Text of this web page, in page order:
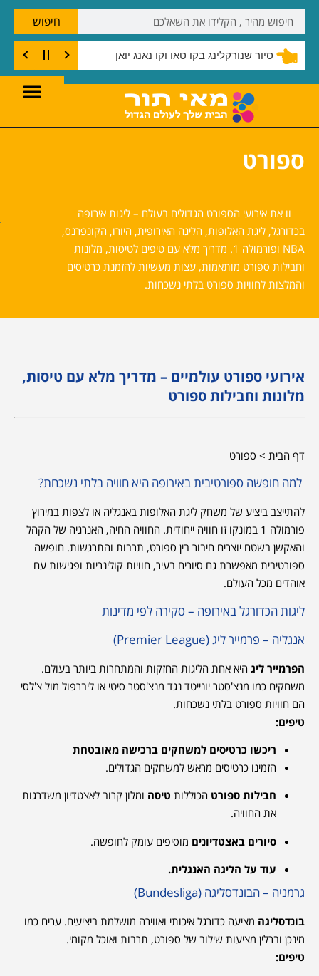
סיור שנורקלינג בקו טאו וקו נאנג יואן קו טאו
חיפוש
ספורט
וו את אירועי הספורט הגדולים בעולם – ליגות אירופה
בכדורגל, ליגת האלופות, הליגה האירופית, היורו, הקונפרנס,
NBA ופורמולה 1. מדריך מלא עם טיפים לטיסות, מלונות
וחבילות ספורט מותאמות, עצות מעשיות להזמנת כרטיסים
והמלצות לחוויות ספורט בלתי נשכחות.
אירועי ספורט עולמיים – מדריך מלא עם טיסות,
מלונות וחבילות ספורט
דף הבית > ספורט
למה חופשה ספורטיבית באירופה היא חוויה בלתי נשכחת?
להתייצב ביציע של משחק ליגת האלופות באנגליה או לצפות במירוץ
פורמולה 1 במונקו זו חוויה ייחודית. החוויה החיה, האנרגיה של הקהל
והאקשן בשטח יוצרים חיבור בין ספורט, תרבות והתרגשות. חופשה
ספורטיבית מאפשרת גם סיורים בעיר, חוויות קולינריות ופגישות עם
אוהדים מכל העולם.
ליגות הכדורגל באירופה – סקירה לפי מדינות
אנגליה – פרמייר ליג (Premier League)
הפרמייר ליג היא אחת הליגות החזקות והמתחרות ביותר בעולם.
משחקים כמו מנצ'סטר יונייטד נגד מנצ'סטר סיטי או ליברפול מול צ'לסי
הם חוויות ספורט בלתי נשכחות.
טיפים:
ריכשו כרטיסים למשחקים ברכישה מאובטחת
הזמינו כרטיסים מראש למשחקים הגדולים.
חבילות ספורט הכוללות טיסה ומלון קרוב לאצטדיון משדרגות
את החוויה.
סיורים באצטדיונים מוסיפים עומק לחופשה.
עוד על הליגה האנגלית.
גרמניה – הבונדסליגה (Bundesliga)
בונדסליגה מציעה כדורגל איכותי ואווירה מושלמת ביציעים. ערים כמו
מינכן וברלין מציעות שילוב של ספורט, תרבות ואוכל מקומי.
טיפים: